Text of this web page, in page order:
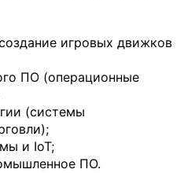
игровых движков
ПО (операционные
(системы
и IoT;
ПО.